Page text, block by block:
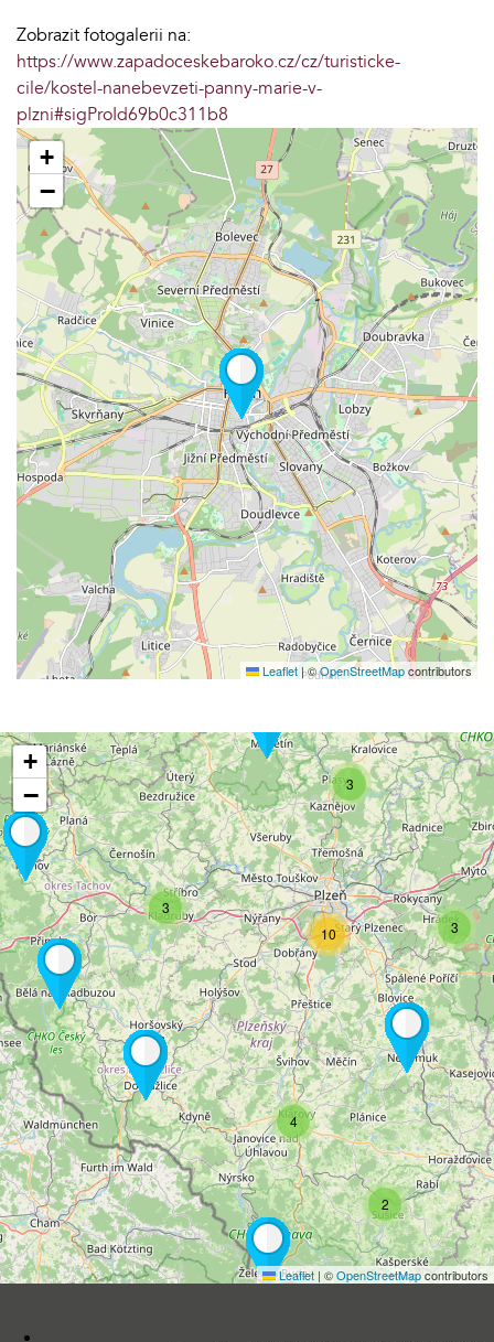
Zobrazit fotogalerii na:
https://www.zapadoceskebaroko.cz/cz/turisticke-
cile/kostel-nanebevzeti-panny-marie-v-
plzni#sigProId69b0c311b8
+
−
Leaflet |©OpenStreetMapcontributors
2
3
3
4
10
3
+
−
Leaflet | ©OpenStreetMapcontributors